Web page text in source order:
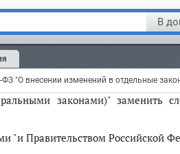
В
от 8 ноября 2007 года N 257-ФЗ
о внесении изменений в
Российской Федерации, 2007, N
законами)" заменить
"и Правительством Российской